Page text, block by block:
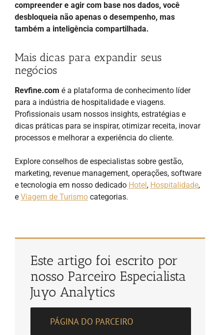
compreender e agir com base nos dados, você
desbloqueia não apenas o desempenho, mas
também a inteligência compartilhada.
Mais dicas para expandir seus
negócios
Revfine.com é a plataforma de conhecimento líder
para a indústria de hospitalidade e viagens.
Profissionais usam nossos insights, estratégias e
dicas práticas para se inspirar, otimizar receita, inovar
processos e melhorar a experiência do cliente.
Explore conselhos de especialistas sobre gestão,
marketing, revenue management, operações, software
e tecnologia em nosso dedicado Hotel, Hospitalidade,
e Viagem de Turismo categorias.
Este artigo foi escrito por
nosso Parceiro Especialista
Juyo Analytics
PÁGINA DO PARCEIRO